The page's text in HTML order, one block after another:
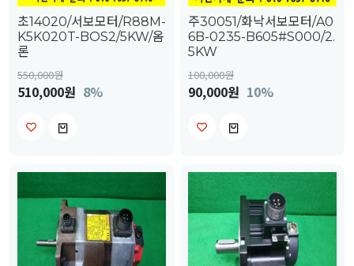
초14020/서보모터/R88M-
K5K020T-BOS2/5KW/옴
론
550,000원
510,000원 8%
주30051/화낙서보모터/A0
6B-0235-B605#S000/2.
5KW
100,000원
90,000원 10%